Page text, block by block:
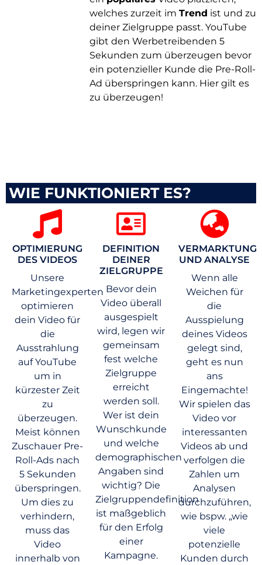
welches zurzeit im Trend ist und zu
deiner Zielgruppe passt. YouTube
gibt den Werbetreibenden 5
Sekunden zum überzeugen bevor
ein potenzieller Kunde die Pre-Roll-
Ad überspringen kann. Hier gilt es
zu überzeugen!
WIE FUNKTIONIERT ES?
OPTIMIERUNG
DES VIDEOS
Unsere
Marketingexperten
optimieren
dein Video für
die
Ausstrahlung
auf YouTube
um in
kürzester Zeit
zu
überzeugen.
Meist können
Zuschauer Pre-
Roll-Ads nach
5 Sekunden
überspringen.
Um dies zu
verhindern,
muss das
Video
innerhalb von
DEFINITION
DEINER
ZIELGRUPPE
Bevor dein
Video überall
ausgespielt
wird, legen wir
gemeinsam
fest welche
Zielgruppe
erreicht
werden soll.
Wer ist dein
Wunschkunde
und welche
demographischen
Angaben sind
wichtig? Die
Zielgruppendefinition
ist maßgeblich
für den Erfolg
einer
Kampagne.
VERMARKTUNG
UND ANALYSE
Wenn alle
Weichen für
die
Ausspielung
deines Videos
gelegt sind,
geht es nun
ans
Eingemachte!
Wir spielen das
Video vor
interessanten
Videos ab und
verfolgen die
Zahlen um
Analysen
durchzuführen,
wie bspw. „wie
viele
potenzielle
Kunden durch